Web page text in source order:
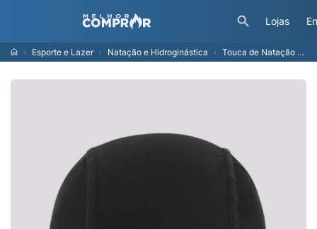
Lojas
Esporte e Lazer Natação e Hidroginástica Touca de Natação Speedo Comfort